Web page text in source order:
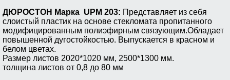
ДЮРОСТОН Марка UPM 203: Представляет из себя
слоистый пластик на основе стекломата пропитанного
модифицированным полиэфирным связующим.Обладает
повышенной дугостойкостью. Выпускается в красном и
белом цветах.
Размер листов 2020*1020 мм, 2500*1300 мм.
толщина листов от 0,8 до 80 мм